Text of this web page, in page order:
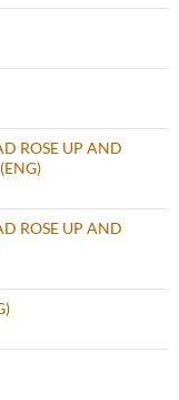
ROSE UP AND
ROSE UP AND